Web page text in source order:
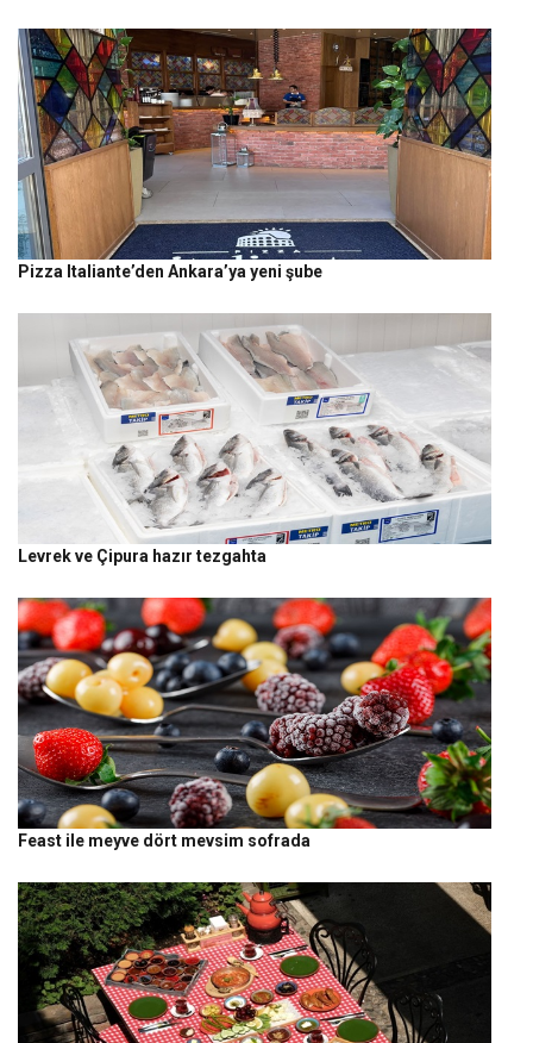
Pizza Italiante’den Ankara’ya yeni şube
Levrek ve Çipura hazır tezgahta
Feast ile meyve dört mevsim sofrada